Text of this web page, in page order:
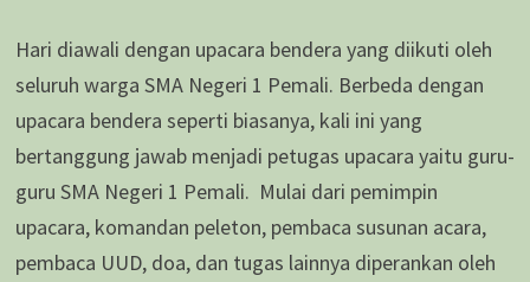
Hari diawali dengan upacara bendera yang diikuti oleh
seluruh warga SMA Negeri 1 Pemali. Berbeda dengan
upacara bendera seperti biasanya, kali ini yang
bertanggung jawab menjadi petugas upacara yaitu guru-
guru SMA Negeri 1 Pemali. Mulai dari pemimpin
upacara, komandan peleton, pembaca susunan acara,
pembaca UUD, doa, dan tugas lainnya diperankan oleh